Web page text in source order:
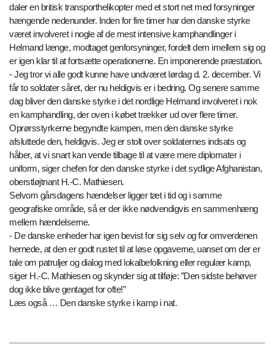
daler en britisk transporthelikopter med et stort net med forsyninger
hængende nedenunder. Inden for fire timer har den danske styrke
været involveret i nogle af de mest intensive kamphandlinger i
Helmand længe, modtaget genforsyninger, fordelt dem imellem sig og
er igen klar til at fortsætte operationerne. En imponerende præstation.
- Jeg tror vi alle godt kunne have undværet lørdag d. 2. december. Vi
får to soldater såret, der nu heldigvis er i bedring. Og senere samme
dag bliver den danske styrke i det nordlige Helmand involveret i nok
en kamphandling, der oven i købet trækker ud over flere timer.
Oprørsstyrkerne begyndte kampen, men den danske styrke
afsluttede den, heldigvis. Jeg er stolt over soldaternes indsats og
håber, at vi snart kan vende tilbage til at være mere diplomater i
uniform, siger chefen for den danske styrke i det sydlige Afghanistan,
oberstløjtnant H.-C. Mathiesen.
Selvom gårsdagens hændelser ligger tæt i tid og i samme
geografiske område, så er der ikke nødvendigvis en sammenhæng
mellem hændelserne.
- De danske enheder har igen bevist for sig selv og for omverdenen
hernede, at den er godt rustet til at løse opgaverne, uanset om der er
tale om patruljer og dialog med lokalbefolkning eller regulær kamp,
siger H.-C. Mathiesen og skynder sig at tilføje: ”Den sidste behøver
dog ikke blive gentaget for ofte!”
Læs også … Den danske styrke i kamp i nat.